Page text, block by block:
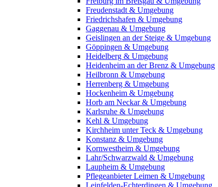
Freudenstadt & Umgebung
Friedrichshafen & Umgebung
Gaggenau & Umgebung
Geislingen an der Steige & Umgebung
Göppingen & Umgebung
Heidelberg & Umgebung
Heidenheim an der Brenz & Umgebung
Heilbronn & Umgebung
Herrenberg & Umgebung
Hockenheim & Umgebung
Horb am Neckar & Umgebung
Karlsruhe & Umgebung
Kehl & Umgebung
Kirchheim unter Teck & Umgebung
Konstanz & Umgebung
Kornwestheim & Umgebung
Lahr/Schwarzwald & Umgebung
Laupheim & Umgebung
Pflegeanbieter Leimen & Umgebung
Leinfelden-Echterdingen & Umgebung